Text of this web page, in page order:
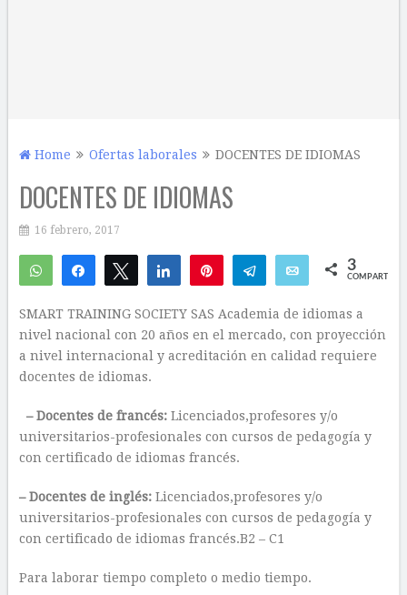
Home Ofertas laborales DOCENTES DE IDIOMAS
DOCENTES DE IDIOMAS
16 febrero, 2017
WhatsAppCompartirTwittear Compartir Telegram Email 3
COMPARTIR
SMART TRAINING SOCIETY SAS Academia de idiomas a
nivel nacional con 20 años en el mercado, con proyección
a nivel internacional y acreditación en calidad requiere
docentes de idiomas.
– Docentes de francés:Licenciados,profesores y/o
universitarios-profesionales con cursos de pedagogía y
con certificado de idiomas francés.
– Docentes de inglés: Licenciados,profesores y/o
universitarios-profesionales con cursos de pedagogía y
con certificado de idiomas francés.B2 – C1
Para laborar tiempo completo o medio tiempo.